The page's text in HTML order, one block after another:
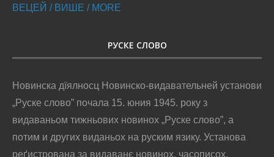
ВЕЦЕЙ / ВИШЕ / MORE
РУСКЕ СЛОВО
Новинска дїялносц Новинско-видавательней установи
„Руске слово” почала 15. юния 1945. року з
видаваньом тижньових новинох „Руске слово”, а
потим и других виданьох на руским язику. Установа
реґистрована за видаванє новинох, часописох,